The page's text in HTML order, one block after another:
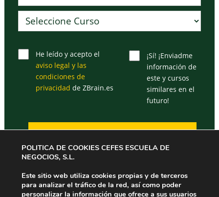
He leído y acepto el
aviso legal y las
condiciones de
privacidad de ZBrain.es
¡Sí! ¡Enviadme
información de
este y cursos
similares en el
futuro!
POLITICA DE COOKIES CEFES ESCUELA DE
NEGOCIOS, S.L.
Este sitio web utiliza cookies propias y de terceros
para analizar el tráfico de la red, así como poder
personalizar la información que ofrece a sus usuarios